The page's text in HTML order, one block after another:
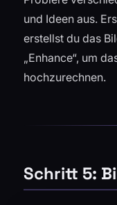
und Ideen aus.
erstellst du das
„Enhance“, um
hochzurechnen.
Schritt 5: